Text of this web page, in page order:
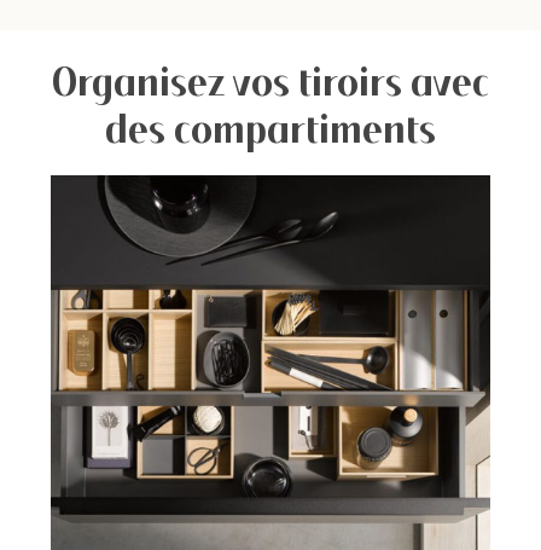
Organisez vos tiroirs avec
des compartiments